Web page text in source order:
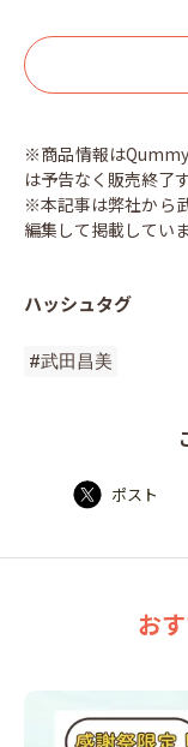
※商品情報は
は予告なく販売終了
※本記事は弊社から
編集して掲載していま
ハッシュタグ
#武田昌美
ポスト
お